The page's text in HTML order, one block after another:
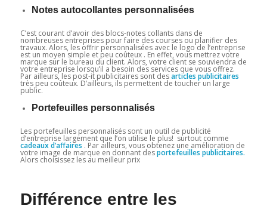
Notes autocollantes personnalisées
C’est courant d’avoir des blocs-notes collants dans de
nombreuses entreprises pour faire des courses ou planifier des
travaux. Alors, les offrir personnalisées avec le logo de l’entreprise
est un moyen simple et peu coûteux . En effet, vous mettrez votre
marque sur le bureau du client. Alors, votre client se souviendra de
votre entreprise lorsqu’il a besoin des services que vous offrez.
Par ailleurs, les post-it publicitaires sont desarticles publicitaires
très peu coûteux. D’ailleurs, ils permettent de toucher un large
public.
Portefeuilles personnalisés
Les portefeuilles personnalisés sont un outil de publicité
d’entreprise largement que l’on utilise le plus! surtout comme
cadeaux d’affaires . Par ailleurs, vous obtenez une amélioration de
votre image de marque en donnant desportefeuilles publicitaires.
Alors choisissez les au meilleur prix
Différence entre les